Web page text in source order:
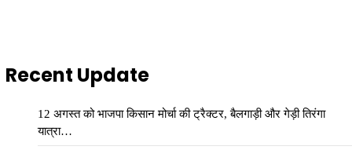
Recent Update
12 अगस्त को भाजपा किसान मोर्चा की ट्रैक्टर, बैलगाड़ी और गेड़ी तिरंगा
यात्रा…